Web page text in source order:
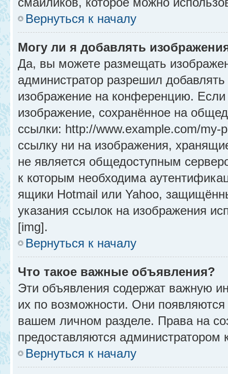
Вернуться к началу
Могу ли я добавлять
Да, вы можете размещать
администратор разрешил
изображение на конференцию.
изображение, сохранённое на
ссылки: http://www.example.com/
ссылку ни на изображения,
не является общедоступным
к которым необходима
ящики Hotmail или Yahoo,
указания ссылок на изображения
[img].
Вернуться к началу
Что такое важные объявления?
Эти объявления содержат важную
их по возможности. Они
вашем личном разделе. Права на
предоставляются администратором
Вернуться к началу